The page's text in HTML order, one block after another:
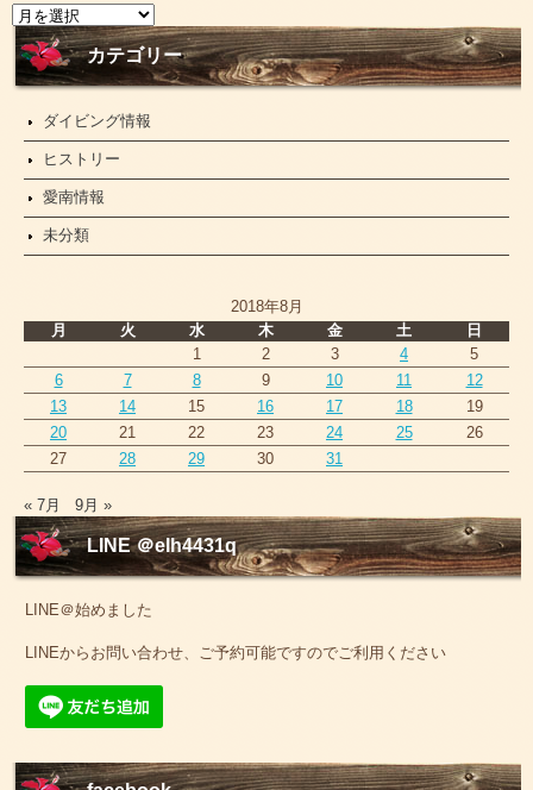
ニ
ュ
ー
カテゴリー
ダイビング情報
ヒストリー
愛南情報
未分類
2018年8月
月
火 水 木 金 土
日
1
2 3 4
5
6
7 8 9 10 11
12
13
14 15 16 17 18
19
20
21 22 23 24 25
26
27
28 29 30 31
« 7月 9月 »
LINE ＠elh4431q
LINE＠始めました
LINEからお問い合わせ、ご予約可能ですのでご利用ください